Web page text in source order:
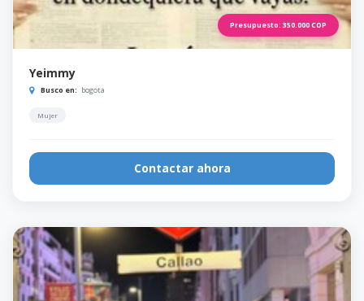
Presupuesto: 350.000COP
Yeimmy
Busco en: bogota
Mujer
Contactar ahora